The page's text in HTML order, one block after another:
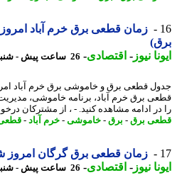
نیوز-اقتصادی-26 ساعت پیش - شنبه 17 مرداد 1405، 10:26
برق خرم آباد، برنامه خاموشی، مدیریت
ادامه مشاهده کنید. - ، از مشترکان
برق - برق - خاموشی-خرم آباد- قطعی-
زمان قطعی برق گرگان امروز شنبه 17 مرداد (خاموشی
نیوز-اقتصادی-26 ساعت پیش - شنبه 17 مرداد 1405، 10:11